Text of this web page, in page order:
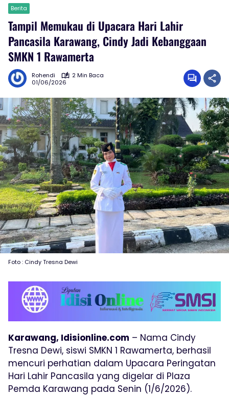
Berita
Tampil Memukau di Upacara Hari Lahir
Pancasila Karawang, Cindy Jadi Kebanggaan
SMKN 1 Rawamerta
Rohendi
2 Min Baca
01/06/2026
Foto : Cindy Tresna Dewi
Karawang, Idisionline.com – Nama Cindy
Tresna Dewi, siswi SMKN 1 Rawamerta, berhasil
mencuri perhatian dalam Upacara Peringatan
Hari Lahir Pancasila yang digelar di Plaza
Pemda Karawang pada Senin (1/6/2026).